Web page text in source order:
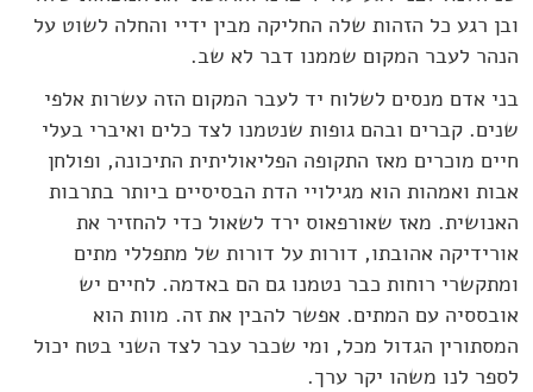
ובן רגע כל הזהות שלה החליקה מבין ידיי והחלה לשוט על
הנהר לעבר המקום שממנו דבר לא שב.
בני אדם מנסים לשלוח יד לעבר המקום הזה עשרות אלפי
שנים. קברים ובהם גופות שנטמנו לצד כלים ואיברי בעלי
חיים מוכרים מאז התקופה הפליאוליתית התיכונה, ופולחן
אבות ואמהות הוא מגילויי הדת הבסיסיים ביותר בתרבות
האנושית. מאז שאורפאוס ירד לשאול כדי להחזיר את
אורידיקה אהובתו, דורות על דורות של מתפללי מתים
ומתקשרי רוחות כבר נטמנו גם הם באדמה. לחיים יש
אובססיה עם המתים. אפשר להבין את זה. מוות הוא
המסתורין הגדול מכל, ומי שכבר עבר לצד השני בטח יכול
לספר לנו משהו יקר ערך.